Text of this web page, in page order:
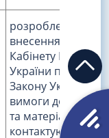
розроблення та
внесення на
Кабінету Міністрів
України проекту
Закону України
вимоги до
та матеріалів, що
контактують з